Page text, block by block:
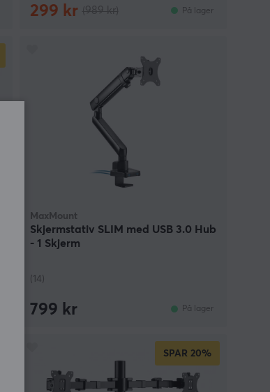
299 kr På lager
MaxMount
Skjermstativ SLIM med USB 3.0 Hub
- 1 Skjerm
(14)
799 kr På lager
SPAR 20%